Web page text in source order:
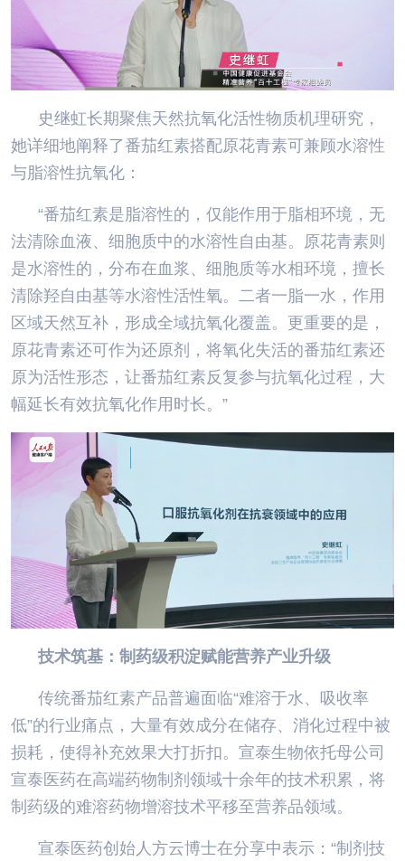
史继虹长期聚焦天然抗氧化活性物质机理研究，
她详细地阐释了番茄红素搭配原花青素可兼顾水溶性
与脂溶性抗氧化：
“番茄红素是脂溶性的，仅能作用于脂相环境，无
法清除血液、细胞质中的水溶性自由基。原花青素则
是水溶性的，分布在血浆、细胞质等水相环境，擅长
清除羟自由基等水溶性活性氧。二者一脂一水，作用
区域天然互补，形成全域抗氧化覆盖。更重要的是，
原花青素还可作为还原剂，将氧化失活的番茄红素还
原为活性形态，让番茄红素反复参与抗氧化过程，大
幅延长有效抗氧化作用时长。”
技术筑基：制药级积淀赋能营养产业升级
传统番茄红素产品普遍面临“难溶于水、吸收率
低”的行业痛点，大量有效成分在储存、消化过程中被
损耗，使得补充效果大打折扣。宣泰生物依托母公司
宣泰医药在高端药物制剂领域十余年的技术积累，将
制药级的难溶药物增溶技术平移至营养品领域。
宣泰医药创始人方云博士在分享中表示：“制剂技